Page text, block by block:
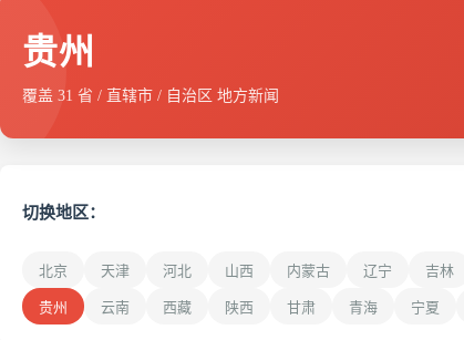
贵州
覆盖 31 省 / 直辖市 / 自治区 地方新闻
切换地区：
北京 天津 河北 山西 内蒙古 辽宁 吉林
贵州 云南 西藏 陕西 甘肃 青海 宁夏